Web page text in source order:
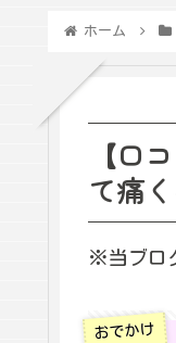
ホーム
【口
て痛
※当ブロ
おでかけ